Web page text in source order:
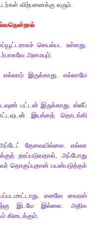
விற்பனைக்கு வரும்.
செயல்பட உள்ளது.
அமையும்.
இருக்காது. எல்லாமே
பட்டன் இருக்காது. ஸ்லீப்
இயங்கத் தொடங்கி
அப்டேட் தேவையில்லை. எல்லா
தரப்படுவதால், அப்போது
தொகுப்புதான் பயன்படுத்தக்
எனவே வைரஸ்
இடமே இல்லை. அதிக
கிடைக்கும்.